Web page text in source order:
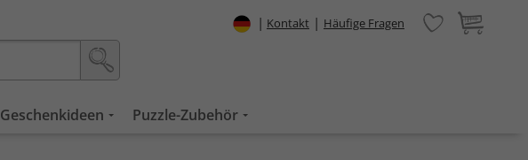
| Kontakt | Häufige Fragen
Geschenkideen Puzzle-Zubehör